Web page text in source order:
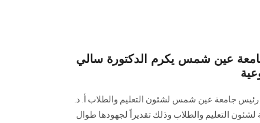
عين شمس يكرم الدكتورة سالي
رئيس جامعة عين شمس لشئون التعليم والطلاب أ. د.
لشئون التعليم والطلاب وذلك تقديراً لجهودها طوال